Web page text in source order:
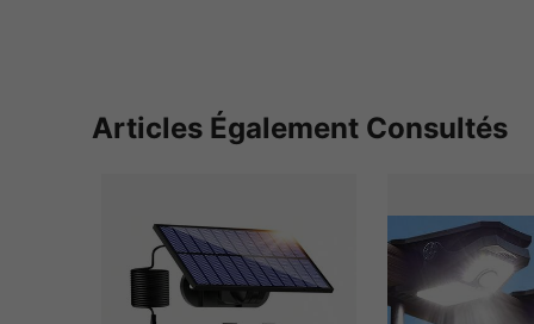
Articles Également Consultés